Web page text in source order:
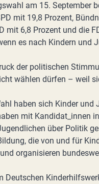
am 15. September
mit 19,8 Prozent,
mit 6,8 Prozent und die
es nach Kindern und
der politischen
wählen dürfen – weil
haben sich Kinder
mit Kandidat_innen
über Politik
die von und für
organisieren
Deutschen